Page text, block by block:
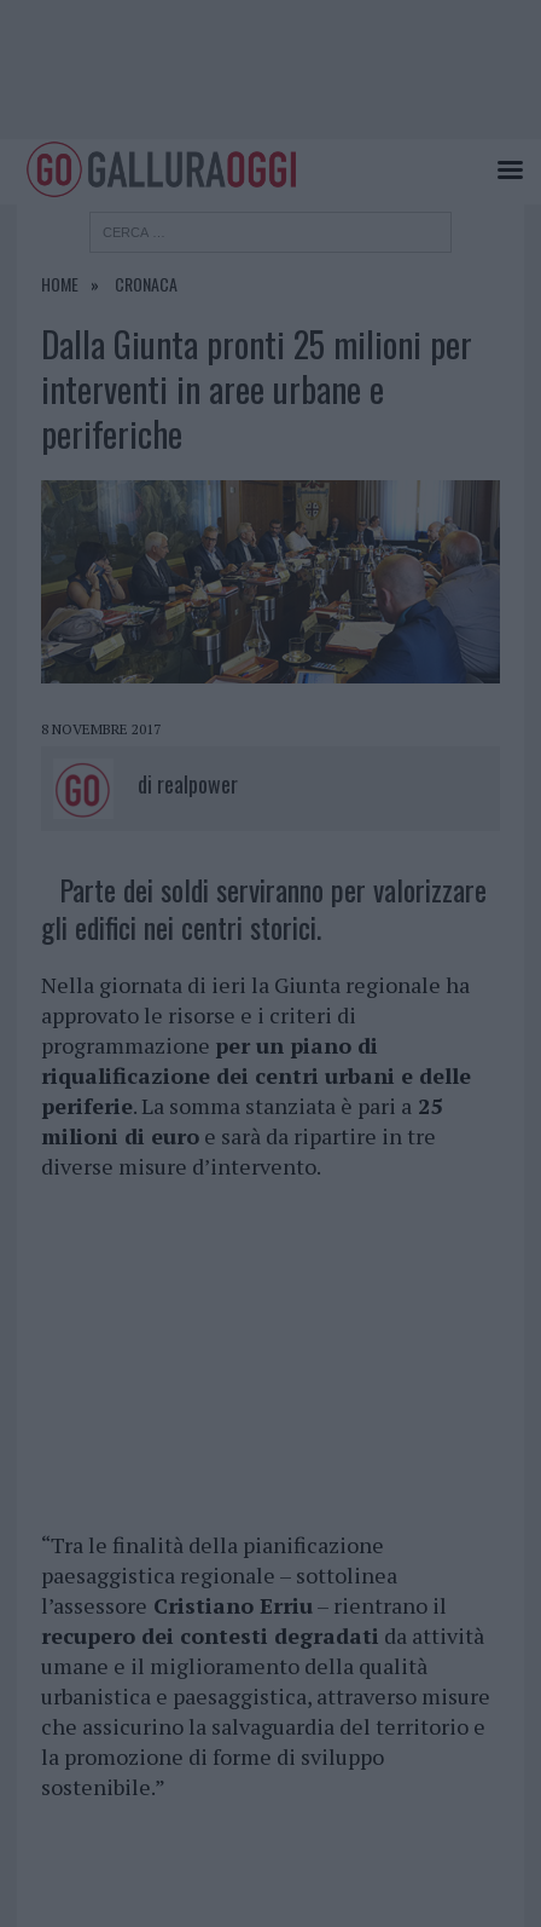
HOME CRONACA
Dalla Giunta pronti 25 milioni per
interventi in aree urbane e
periferiche
8 NOVEMBRE 2017
di realpower
Parte dei soldi serviranno per valorizzare
gli edifici nei centri storici.
Nella giornata di ieri la Giunta regionale ha
approvato le risorse e i criteri di
programmazione per un piano di
riqualificazione dei centri urbani e delle
periferie. La somma stanziata è pari a25
milioni di euroe sarà da ripartire in tre
diverse misure d’intervento.
“Tra le finalità della pianificazione
paesaggistica regionale – sottolinea
l’assessore Cristiano Erriu– rientrano il
recupero dei contesti degradati da attività
umane e il miglioramento della qualità
urbanistica e paesaggistica, attraverso misure
che assicurino la salvaguardia del territorio e
la promozione di forme di sviluppo
sostenibile.”